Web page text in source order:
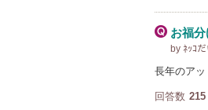
お福分
by ﾈｯｺ
長年のア
回答数 215